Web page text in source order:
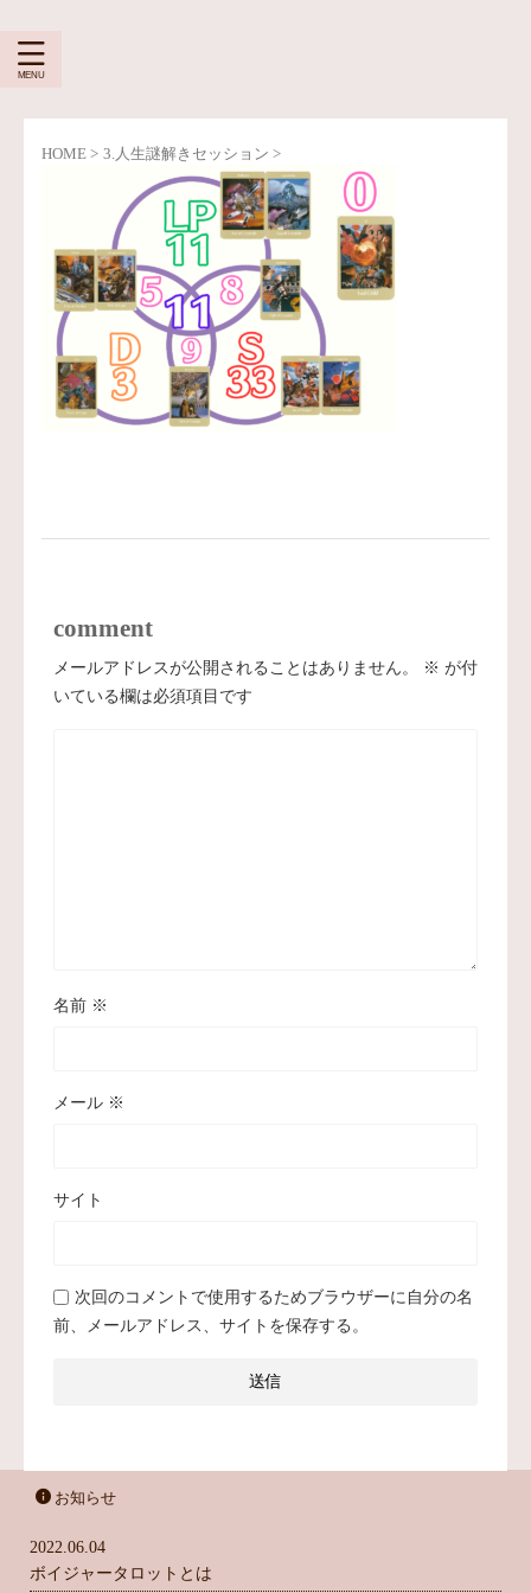
HOME > 3.人生謎解きセッション >
comment
メールアドレスが公開されることはありません。 ※ が付
いている欄は必須項目です
名前 ※
メール ※
サイト
次回のコメントで使用するためブラウザーに自分の名
前、メールアドレス、サイトを保存する。
お知らせ
2022.06.04
ボイジャータロットとは